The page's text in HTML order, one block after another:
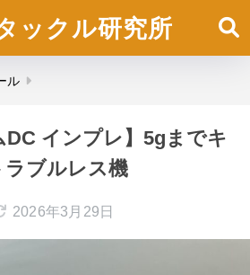
ックル研究所
ル
DC インプレ】5gまでキ
ラブルレス機
2026年3月29日